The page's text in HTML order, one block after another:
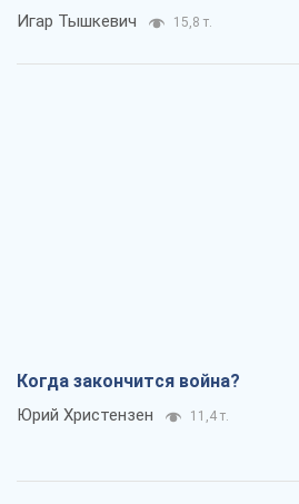
Игар Тышкевич 15,8 т.
Когда закончится война?
Юрий Христензен 11,4 т.